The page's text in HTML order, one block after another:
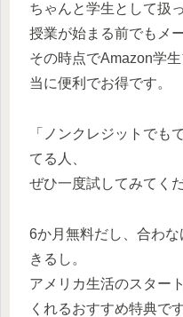
ちゃんと学生として扱
授業が始まる前でもメ
その時点でAmazon学
当に便利でお得です。
「ノンクレジットでも
てる人、
ぜひ一度試してみてくだ
6か月無料だし、合わ
きるし。
アメリカ生活のスター
くれるおすすめ特典です